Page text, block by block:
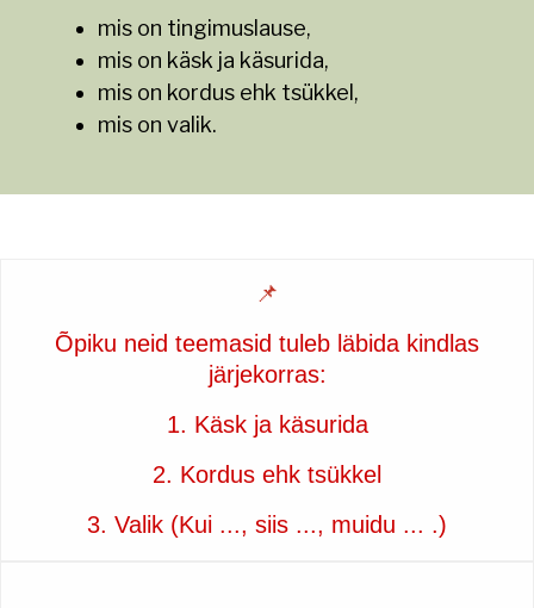
mis on tingimuslause,
mis on käsk ja käsurida,
mis on kordus ehk tsükkel,
mis on valik.